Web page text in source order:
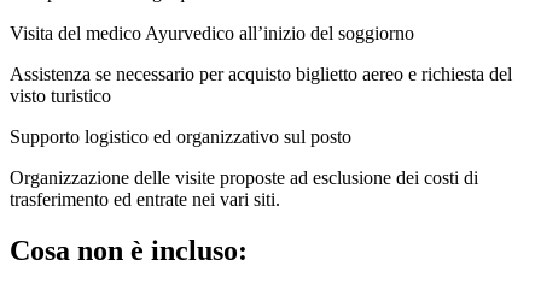
Visita del medico Ayurvedico all’inizio del soggiorno
Assistenza se necessario per acquisto biglietto aereo e richiesta del
visto turistico
Supporto logistico ed organizzativo sul posto
Organizzazione delle visite proposte ad esclusione dei costi di
trasferimento ed entrate nei vari siti.
Cosa non è incluso: